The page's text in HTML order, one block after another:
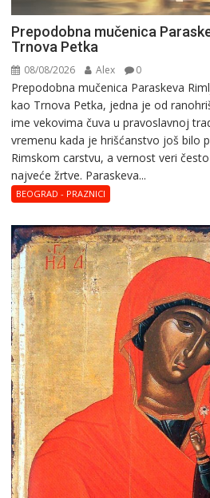
Prepodobna mučenica
Trnova Petka
08/08/2026 Alex 0
Prepodobna mučenica Paraskeva
kao Trnova Petka, jedna je od
ime vekovima čuva u pravoslavnoj
vremenu kada je hrišćanstvo još bilo
Rimskom carstvu, a vernost veri
najveće žrtve. Paraskeva...
BEOGRAD - PRAZNICI